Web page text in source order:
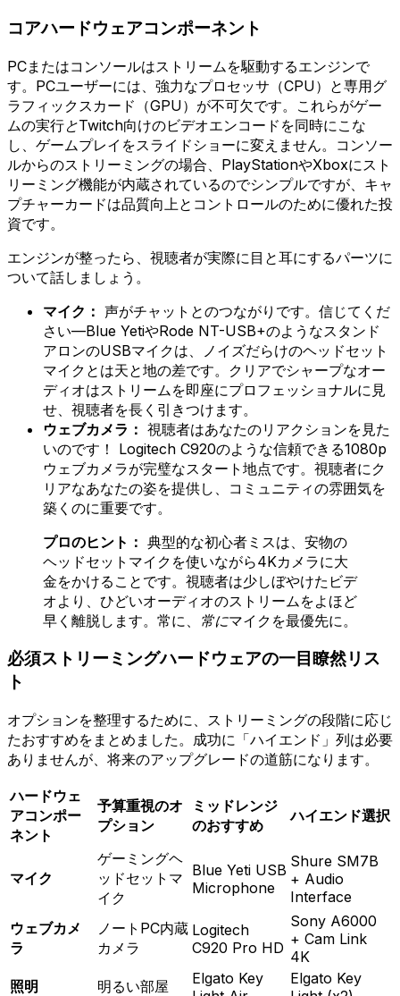
コアハードウェアコンポーネント
PCまたはコンソールはストリームを駆動するエンジンで
す。PCユーザーには、強力なプロセッサ（CPU）と専用グ
ラフィックスカード（GPU）が不可欠です。これらがゲー
ムの実行とTwitch向けのビデオエンコードを同時にこな
し、ゲームプレイをスライドショーに変えません。コンソー
ルからのストリーミングの場合、PlayStationやXboxにスト
リーミング機能が内蔵されているのでシンプルですが、キャ
プチャーカードは品質向上とコントロールのために優れた投
資です。
エンジンが整ったら、視聴者が実際に目と耳にするパーツに
ついて話しましょう。
マイク： 声がチャットとのつながりです。信じてくだ
さい—Blue YetiやRode NT-USB+のようなスタンド
アロンのUSBマイクは、ノイズだらけのヘッドセット
マイクとは天と地の差です。クリアでシャープなオー
ディオはストリームを即座にプロフェッショナルに見
せ、視聴者を長く引きつけます。
ウェブカメラ： 視聴者はあなたのリアクションを見た
いのです！ Logitech C920のような信頼できる1080p
ウェブカメラが完璧なスタート地点です。視聴者にク
リアなあなたの姿を提供し、コミュニティの雰囲気を
築くのに重要です。
プロのヒント： 典型的な初心者ミスは、安物の
ヘッドセットマイクを使いながら4Kカメラに大
金をかけることです。視聴者は少しぼやけたビデ
オより、ひどいオーディオのストリームをよほど
早く離脱します。常に、 常にマイクを最優先に。
必須ストリーミングハードウェアの一目瞭然リス
ト
オプションを整理するために、ストリーミングの段階に応じ
たおすすめをまとめました。成功に「ハイエンド」列は必要
ありませんが、将来のアップグレードの道筋になります。
ハードウェ
アコンポー
ネント
予算重視のオ
プション
ミッドレンジ
のおすすめ
ハイエンド選択
マイク
ゲーミングヘ
ッドセットマ
イク
Blue Yeti USB
Microphone
Shure SM7B
+ Audio
Interface
ウェブカメ
ラ
ノートPC内蔵
カメラ
Logitech
C920 Pro HD
Sony A6000
+ Cam Link
4K
照明
明るい部屋
Elgato Key
Elgato Key